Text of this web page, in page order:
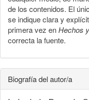
de los contenidos. El
se indique clara y
primera vez enHechos
correcta la fuente.
Biografía del autor/a